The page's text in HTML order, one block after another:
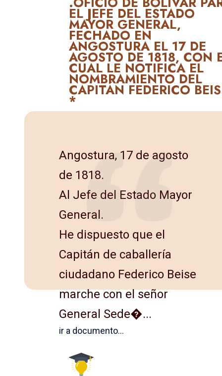
EL JEFE DEL ESTADO
MAYOR GE­NERAL,
FECHADO EN
ANGOSTURA EL 17 DE
AGOSTO DE 1818, CON
CUAL LE NOTIFICA EL
NOMBRAMIENTO DEL
CAPITÁN FEDERICO
*
Angostura, 17 de agosto
de 1818.
Al Jefe del Estado Mayor
General.
He dispuesto que el
Capitán de caballería
ciudadano Federico Beise
marche con el señor
General Sede�...
ir a documento...